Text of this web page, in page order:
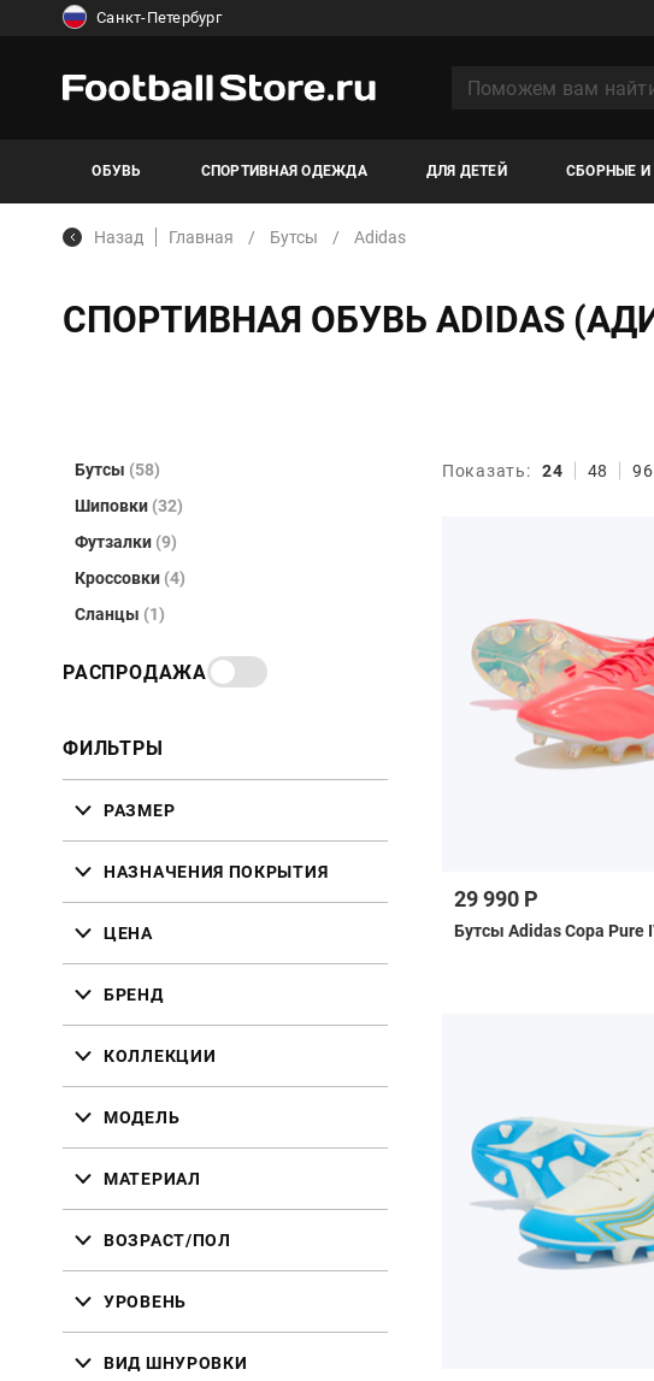
Санкт-Петербург
ОБУВЬ СПОРТИВНАЯ ОДЕЖДА ДЛЯ ДЕТЕЙ СБОРНЫЕ И
Назад Главная Бутсы Adidas
СПОРТИВНАЯ ОБУВЬ ADIDAS
Бутсы (58)
Шиповки (32)
Футзалки (9)
Кроссовки (4)
Сланцы (1)
РАСПРОДАЖА
ФИЛЬТРЫ
РАЗМЕР
НАЗНАЧЕНИЯ ПОКРЫТИЯ
ЦЕНА
БРЕНД
КОЛЛЕКЦИИ
МОДЕЛЬ
МАТЕРИАЛ
ВОЗРАСТ/ПОЛ
УРОВЕНЬ
ВИД ШНУРОВКИ
Показать: 24 48 96
29 990 Р
Бутсы Adidas Copa Pure